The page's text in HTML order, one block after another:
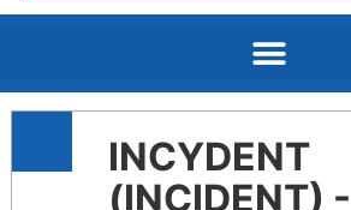
INCYDENT
(INCIDENT) -